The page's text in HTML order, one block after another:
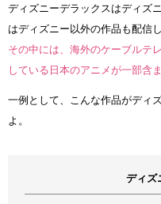
ディズニーデラックスはディズ
はディズニー以外の作品も配信
その中には、海外のケーブルテ
している日本のアニメが一部含
一例として、こんな作品がディ
よ。
ディズ